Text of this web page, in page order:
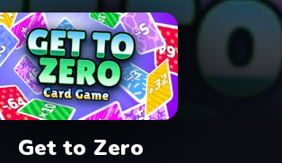
Get to Zero